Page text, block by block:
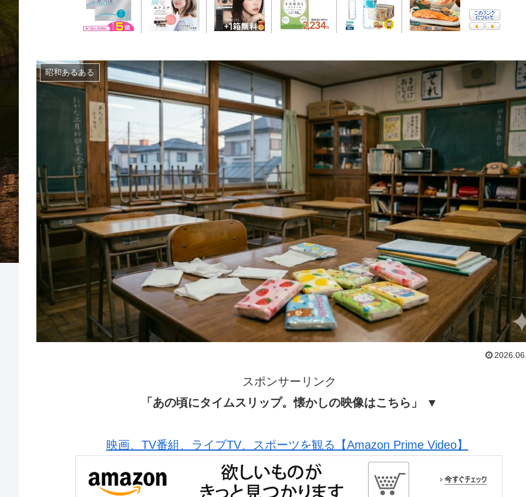
昭和あるある
スポンサーリンク
「あの頃にタイムスリップ。懐かしの映像はこちら」 ▼
映画、TV番組、ライブTV、スポーツを観る【Amazon Prime Video】